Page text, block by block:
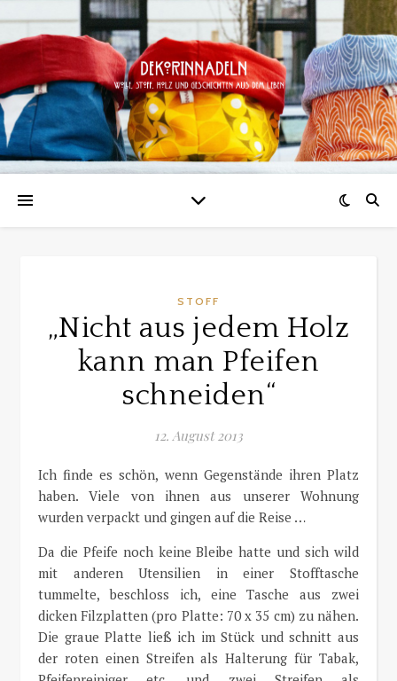
STOFF
„Nicht aus jedem Holz
kann man Pfeifen
schneiden“
12. August 2013
Ich finde es schön, wenn Gegenstände ihren Platz
haben. Viele von ihnen aus unserer Wohnung
wurden verpackt und gingen auf die Reise …
Da die Pfeife noch keine Bleibe hatte und sich wild
mit anderen Utensilien in einer Stofftasche
tummelte, beschloss ich, eine Tasche aus zwei
dicken Filzplatten (pro Platte: 70 x 35 cm) zu nähen.
Die graue Platte ließ ich im Stück und schnitt aus
der roten einen Streifen als Halterung für Tabak,